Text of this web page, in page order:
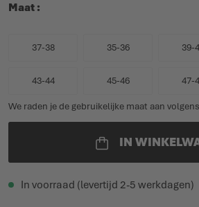
Maat
37-38 35-36 39-
43-44 45-46 47-
We raden je de gebruikelijke maat aan
IN
In voorraad (levertijd 2-5 werkdagen)